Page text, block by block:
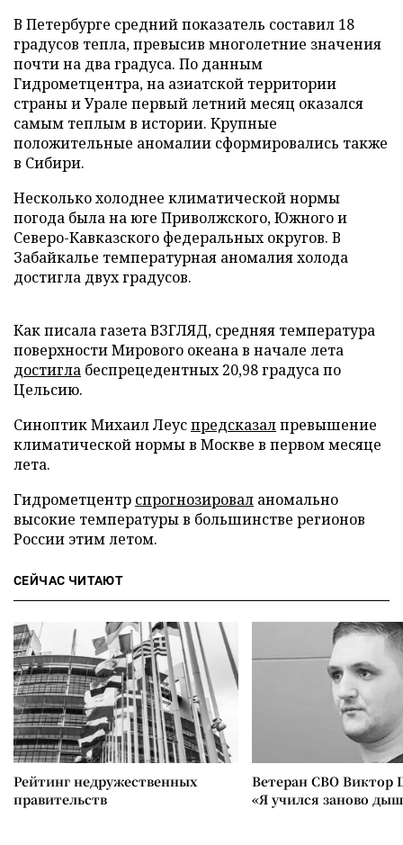
В Петербурге средний показатель составил 18
градусов тепла, превысив многолетние значения
почти на два градуса. По данным
Гидрометцентра, на азиатской территории
страны и Урале первый летний месяц оказался
самым теплым в истории. Крупные
положительные аномалии сформировались также
в Сибири.
Несколько холоднее климатической нормы
погода была на юге Приволжского, Южного и
Северо-Кавказского федеральных округов. В
Забайкалье температурная аномалия холода
достигла двух градусов.
Как писала газета ВЗГЛЯД, средняя температура
поверхности Мирового океана в начале лета
достигла беспрецедентных 20,98 градуса по
Цельсию.
Синоптик Михаил Леуспредсказалпревышение
климатической нормы в Москве в первом месяце
лета.
Гидрометцентр спрогнозировал аномально
высокие температуры в большинстве регионов
России этим летом.
СЕЙЧАС ЧИТАЮТ
Рейтинг недружественных
правительств
Ветеран СВО Виктор
«Я учился заново